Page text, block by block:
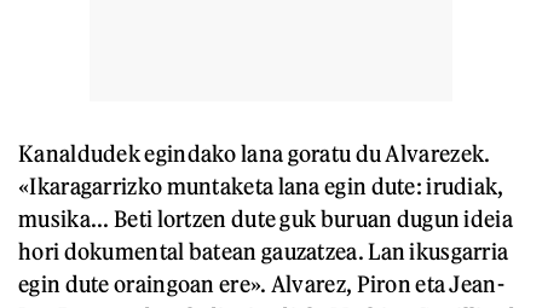
Kanaldudek egindako lana goratu du Alvarezek.
«Ikaragarrizko muntaketa lana egin dute: irudiak,
musika... Beti lortzen dute guk buruan dugun ideia
hori dokumental batean gauzatzea. Lan ikusgarria
egin dute oraingoan ere». Alvarez, Piron eta Jean-